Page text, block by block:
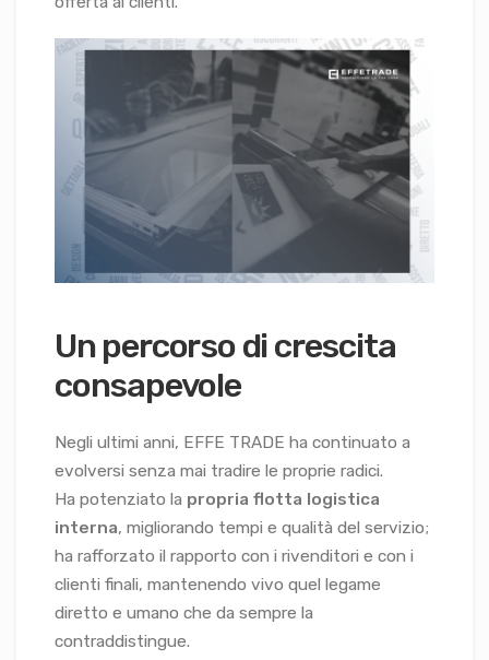
Un percorso di crescita
consapevole
Negli ultimi anni, EFFE TRADE ha continuato a
evolversi senza mai tradire le proprie radici.
Ha potenziato la propria flotta logistica
interna, migliorando tempi e qualità del servizio;
ha rafforzato il rapporto con i rivenditori e con i
clienti finali, mantenendo vivo quel legame
diretto e umano che da sempre la
contraddistingue.